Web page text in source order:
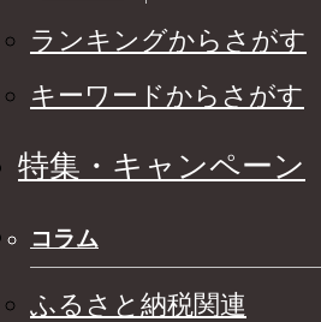
ランキングからさがす
キーワードからさがす
特集・キャンペーン
コラム
ふるさと納税関連